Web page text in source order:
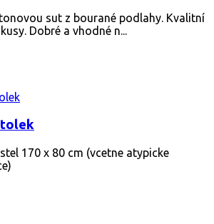
sut z bourané podlahy. Kvalitní
Dobré a vhodné n...
170 x 80 cm (vcetne atypicke